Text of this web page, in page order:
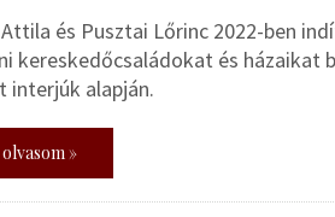
és Pusztai Lőrinc 2022-ben
kereskedőcsaládokat és
interjúk alapján.
»